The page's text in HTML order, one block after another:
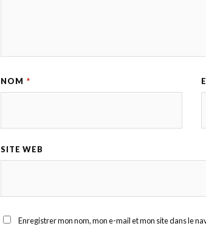
NOM *
SITE WEB
Enregistrer mon nom, mon e-mail et mon site dans le